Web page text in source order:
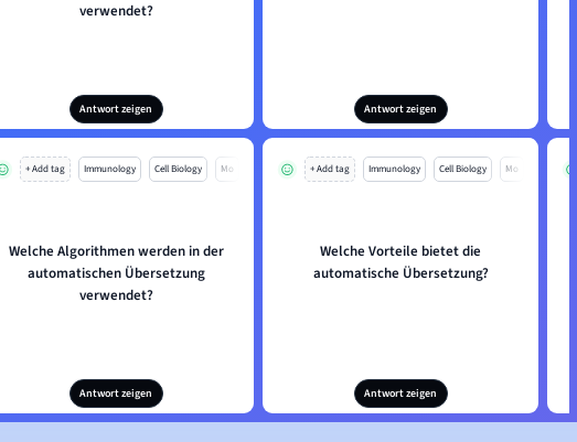
verwendet?
Antwort zeigen Antwort zeigen
+ Add tag Immunology Cell Biology Mo
Welche Algorithmen werden in der
automatischen Übersetzung
verwendet?
Antwort zeigen
+ Add tag Immunology Cell Biology Mo
Welche Vorteile bietet die
automatische Übersetzung?
Antwort zeigen